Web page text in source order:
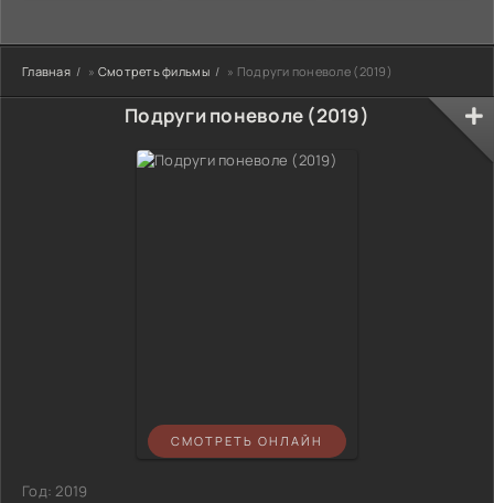
Главная » Смотреть фильмы » Подруги поневоле (2019)
Подруги поневоле (2019)
СМОТРЕТЬ ОНЛАЙН
Год:2019